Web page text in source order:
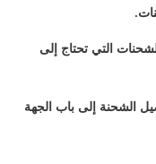
التي تحتاج إلى
الشحنة إلى باب الجهة